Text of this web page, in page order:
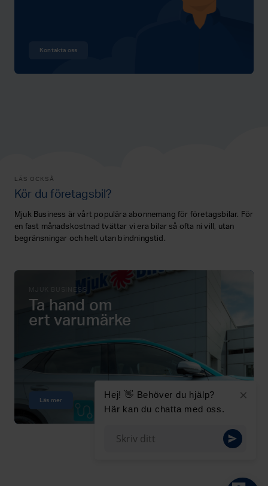
Kontakta oss
LÄS OCKSÅ
Kör du företagsbil?
Mjuk Business är vårt populära abonnemang för företagsbilar. För
en fast månadskostnad tvättar vi era bilar så ofta ni vill, utan
begränsningar och helt utan bindningstid.
MJUK BUSINESS
Ta hand om
ert varumärke
Läs mer ×
Hej! 👋 Behöver du hjälp?
Här kan du chatta med oss.